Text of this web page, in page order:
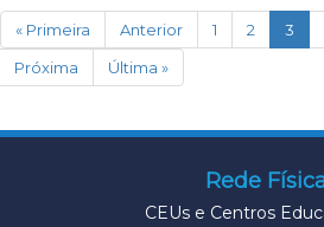
« Primeira Anterior 1 2 3
Próxima
Última »
Rede
CEUs e Centros